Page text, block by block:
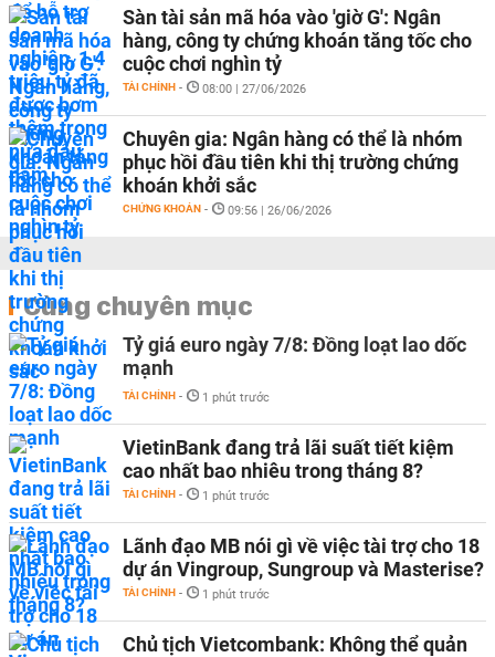
Sàn tài sản mã hóa vào 'giờ G': Ngân
hàng, công ty chứng khoán tăng tốc cho
cuộc chơi nghìn tỷ
TÀI CHÍNH - 08:00 | 27/06/2026
Chuyên gia: Ngân hàng có thể là nhóm
phục hồi đầu tiên khi thị trường chứng
khoán khởi sắc
CHỨNG KHOÁN - 09:56 | 26/06/2026
Cùng chuyên mục
Tỷ giá euro ngày 7/8: Đồng loạt lao dốc
mạnh
TÀI CHÍNH - 1 phút trước
VietinBank đang trả lãi suất tiết kiệm
cao nhất bao nhiêu trong tháng 8?
TÀI CHÍNH - 1 phút trước
Lãnh đạo MB nói gì về việc tài trợ cho 18
dự án Vingroup, Sungroup và Masterise?
TÀI CHÍNH - 1 phút trước
Chủ tịch Vietcombank: Không thể quản